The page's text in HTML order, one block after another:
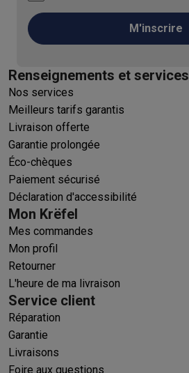
M'inscrire
Renseignements et services
Nos services
Meilleurs tarifs garantis
Livraison offerte
Garantie prolongée
Éco-chèques
Paiement sécurisé
Déclaration d'accessibilité
Mon Krëfel
Mes commandes
Mon profil
Retourner
L'heure de ma livraison
Service client
Réparation
Garantie
Livraisons
Foire aux questions